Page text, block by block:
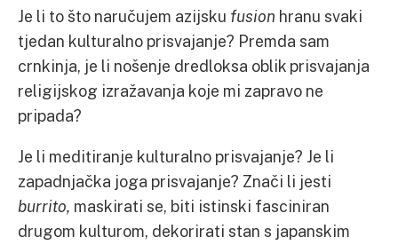
Je li to što naručujem azijsku fusion hranu svaki
tjedan kulturalno prisvajanje? Premda sam
crnkinja, je li nošenje dredloksa oblik prisvajanja
religijskog izražavanja koje mi zapravo ne
pripada?
Je li meditiranje kulturalno prisvajanje? Je li
zapadnjačka joga prisvajanje? Znači li jesti
burrito, maskirati se, biti istinski fasciniran
drugom kulturom, dekorirati stan s japanskim